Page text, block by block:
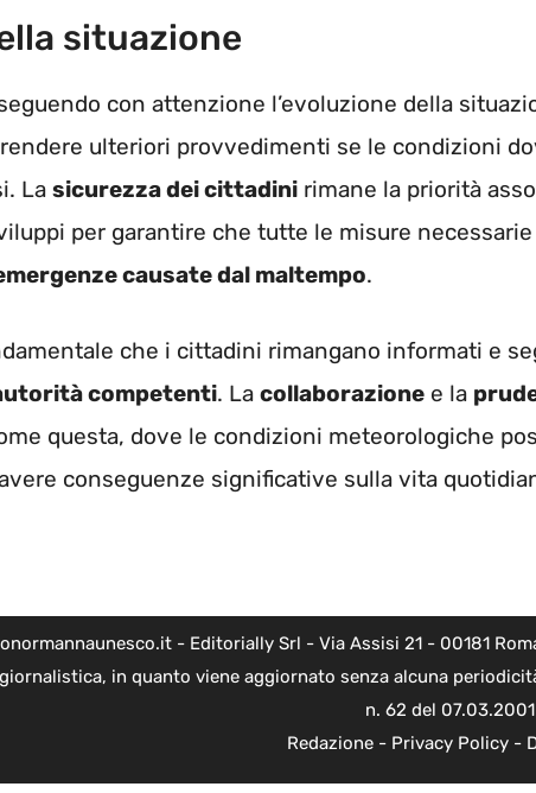
situazione
con attenzione l’evoluzione della
ulteriori provvedimenti se le condizioni
La sicurezza dei cittadini rimane la priorità
per garantire che tutte le misure
causate dal maltempo.
che i cittadini rimangano informati e
competenti. La collaborazione e la
questa, dove le condizioni meteorologiche
conseguenze significative sulla vita
- Editorially Srl - Via Assisi 21 - 00181
in quanto viene aggiornato senza alcuna
n. 62 del 07.03.2001
Redazione- Privacy Policy-